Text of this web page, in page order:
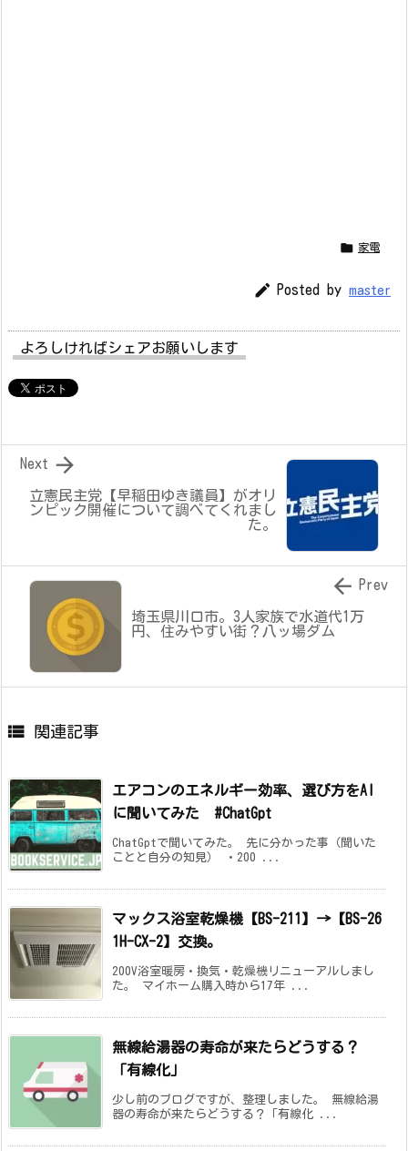
 家電
 Posted by master
よろしければシェアお願いします
立憲民主党【早稲田ゆき議員】がオリ
ンピック開催について調べてくれまし
た。

Next
埼玉県川口市。3人家族で水道代1万
円、住みやすい街？八ッ場ダム
 Prev
 関連記事
エアコンのエネルギー効率、選び方をAI
に聞いてみた #ChatGpt
ChatGptで聞いてみた。 先に分かった事（聞いた
ことと自分の知見） ・200 ...
マックス浴室乾燥機【BS-211】→【BS-26
1H-CX-2】交換。
200V浴室暖房・換気・乾燥機リニューアルしまし
た。 マイホーム購入時から17年 ...
無線給湯器の寿命が来たらどうする？
「有線化」
少し前のブログですが、整理しました。 無線給湯
器の寿命が来たらどうする？「有線化 ...